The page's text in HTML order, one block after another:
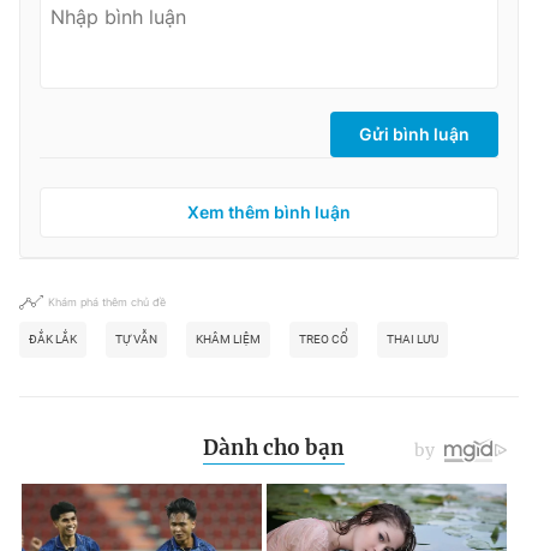
Gửi bình luận
Xem thêm bình luận
Khám phá thêm chủ đề
ĐẮK LẮK TỰ VẪN KHÂM LIỆM TREO CỔ THAI LƯU